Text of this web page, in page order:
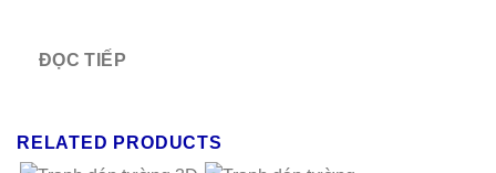
ĐỌC TIẾP
RELATED PRODUCTS